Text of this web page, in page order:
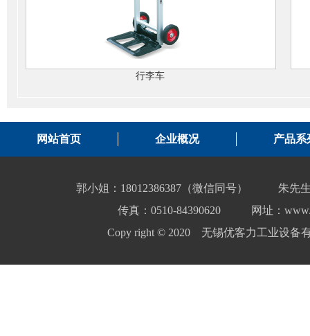
行李车
网站首页 企业概况 产品系
郭小姐：18012386387（微信同号）
朱先
传真：0510-84390620
网址：
Copy right © 2020 无锡优客力工业设备